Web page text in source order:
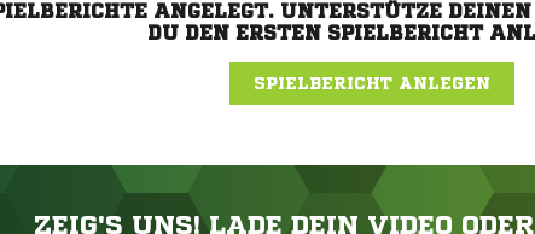
ANGELEGT. UNTERSTÜTZE
DU DEN ERSTEN SPIELBERICHT
SPIELBERICHT ANLEGEN
ZEIG'S UNS! LADE DEIN VIDEO